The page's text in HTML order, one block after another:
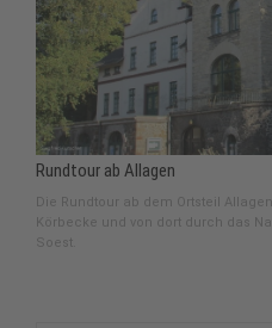
Rundtour ab Allagen
Die Rundtour ab dem Ortsteil
Körbecke und von dort durch das
Soest.